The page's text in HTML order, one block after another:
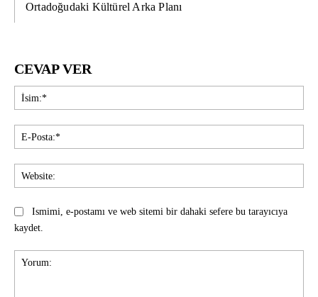
Ortadoğudaki Kültürel Arka Planı
CEVAP VER
Ismimi, e-postamı ve web sitemi bir dahaki sefere bu tarayıcıya
kaydet.